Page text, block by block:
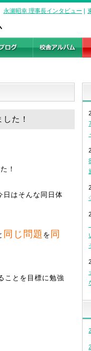
永瀬昭幸 理事長インタビュー
た！
！
日はそんな同日体
同じ問題 を 同
ことを目標に勉強